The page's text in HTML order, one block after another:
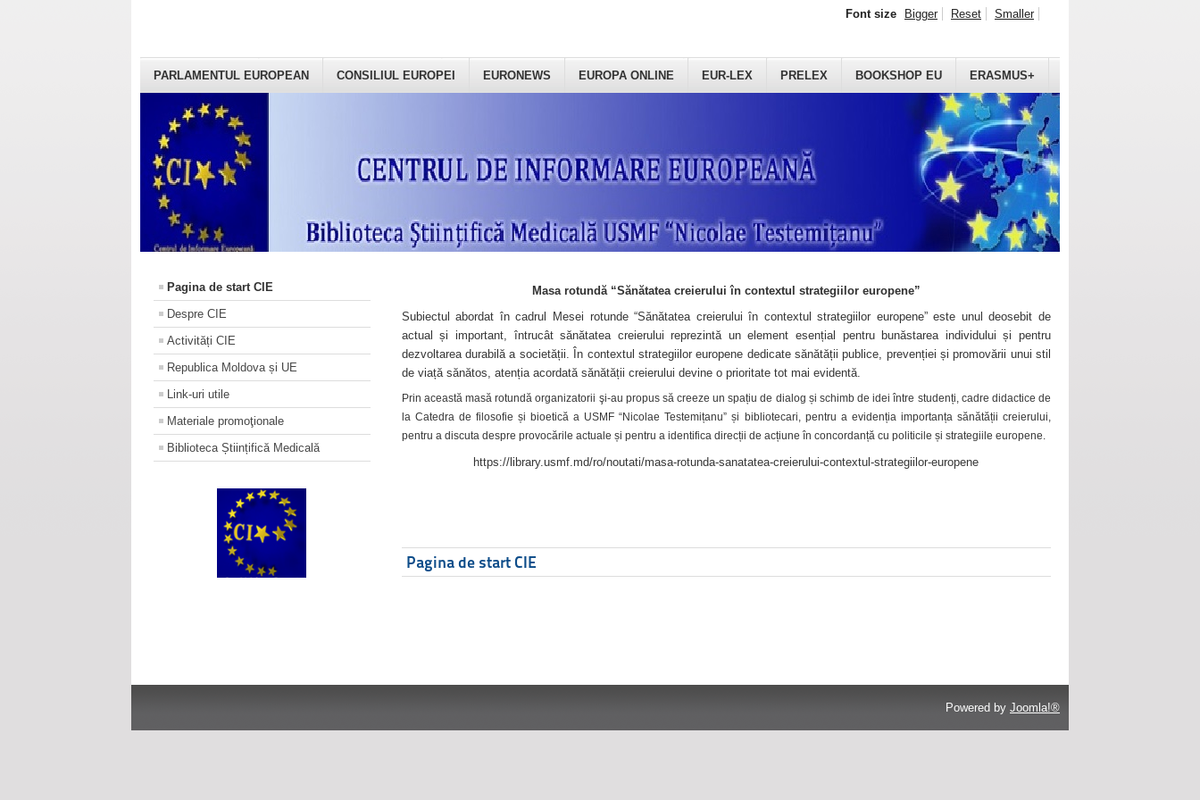
PARLAMENTUL EUROPEAN CONSILIUL EUROPEI EURONEWS EUROPA ONLINE EUR-LEX PRELEX BOOKSHOP EU ERASMUS+
Font size Bigger Reset Smaller
Pagina de start CIE
Despre CIE
Activități CIE
Republica Moldova și UE
Link-uri utile
Materiale promoţionale
Biblioteca Științifică Medicală
Masa rotundă “Sănătatea creierului în contextul strategiilor europene”
Subiectul abordat în cadrul Mesei rotunde “Sănătatea creierului în contextul strategiilor europene” este unul deosebit de
actual și important, întrucât sănătatea creierului reprezintă un element esențial pentru bunăstarea individului și pentru
dezvoltarea durabilă a societății. În contextul strategiilor europene dedicate sănătății publice, prevenției și promovării unui stil
de viață sănătos, atenția acordată sănătății creierului devine o prioritate tot mai evidentă.
Prin această masă rotundă organizatorii şi-au propus să creeze un spațiu de dialog și schimb de idei între studenți, cadre didactice de
la Catedra de filosofie și bioetică a USMF “Nicolae Testemițanu” și bibliotecari, pentru a evidenția importanța sănătății creierului,
pentru a discuta despre provocările actuale și pentru a identifica direcții de acțiune în concordanță cu politicile și strategiile europene.
https://library.usmf.md/ro/noutati/masa-rotunda-sanatatea-creierului-contextul-strategiilor-europene
Pagina de start CIE
Powered by Joomla!®